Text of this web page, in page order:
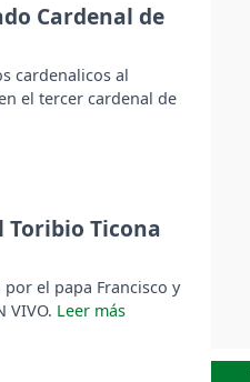
Cardenal de
cardenalicos al
el tercer cardenal de
Toribio Ticona
el papa Francisco y
VIVO.